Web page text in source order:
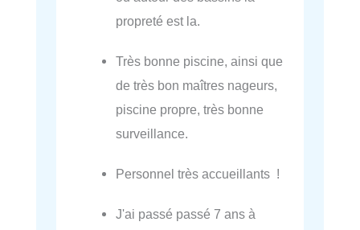
propreté est la.
Très bonne piscine, ainsi que
de très bon maîtres nageurs,
piscine propre, très bonne
surveillance.
Personnel très accueillants !
J'ai passé passé 7 ans à